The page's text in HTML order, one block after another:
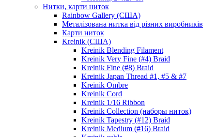
Нитки, карти ниток
Rainbow Gallery (США)
Металізована нитка від різних виробників
Карти ниток
Kreinik (США)
Kreinik Blending Filament
Kreinik Very Fine (#4) Braid
Kreinik Fine (#8) Braid
Kreinik Japan Thread #1, #5 & #7
Kreinik Ombre
Kreinik Cord
Kreinik 1/16 Ribbon
Kreinik Collection (наборы ниток)
Kreinik Tapestry (#12) Braid
Kreinik Medium (#16) Braid